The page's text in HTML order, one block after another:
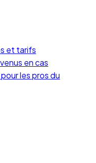
et tarifs
en cas
les pros du